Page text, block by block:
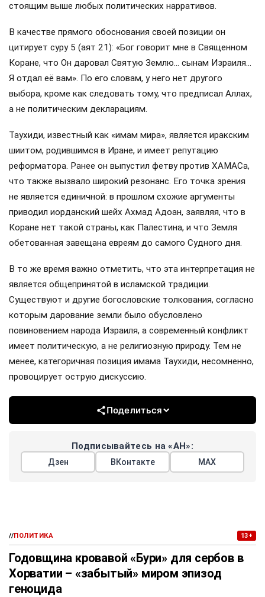
стоящим выше любых политических нарративов.
В качестве прямого обоснования своей позиции он
цитирует суру 5 (аят 21): «Бог говорит мне в Священном
Коране, что Он даровал Святую Землю… сынам Израиля…
Я отдал её вам». По его словам, у него нет другого
выбора, кроме как следовать тому, что предписал Аллах,
а не политическим декларациям.
Таухиди, известный как «имам мира», является иракским
шиитом, родившимся в Иране, и имеет репутацию
реформатора. Ранее он выпустил фетву против ХАМАСа,
что также вызвало широкий резонанс. Его точка зрения
не является единичной: в прошлом схожие аргументы
приводил иорданский шейх Ахмад Адоан, заявляя, что в
Коране нет такой страны, как Палестина, и что Земля
обетованная завещана евреям до самого Судного дня.
В то же время важно отметить, что эта интерпретация не
является общепринятой в исламской традиции.
Существуют и другие богословские толкования, согласно
которым дарование земли было обусловлено
повиновением народа Израиля, а современный конфликт
имеет политическую, а не религиозную природу. Тем не
менее, категоричная позиция имама Таухиди, несомненно,
провоцирует острую дискуссию.
Поделиться
Подписывайтесь на «АН»:
Дзен ВКонтакте МАХ
//ПОЛИТИКА 13+
Годовщина кровавой «Бури» для сербов в
Хорватии – «забытый» миром эпизод
геноцида